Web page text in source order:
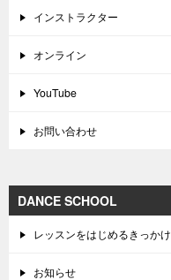
インストラクター
オンライン
YouTube
お問い合わせ
DANCE SCHOOL
レッスンをはじめるきっかけ
お知らせ